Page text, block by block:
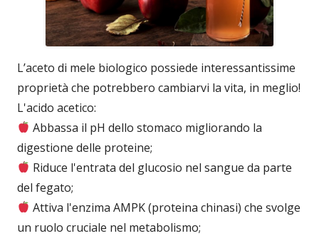
L’aceto di mele biologico possiede interessantissime
proprietà che potrebbero cambiarvi la vita, in meglio!
L'acido acetico:
Abbassa il pH dello stomaco migliorando la
digestione delle proteine;
Riduce l'entrata del glucosio nel sangue da parte
del fegato;
Attiva l'enzima AMPK (proteina chinasi) che svolge
un ruolo cruciale nel metabolismo;